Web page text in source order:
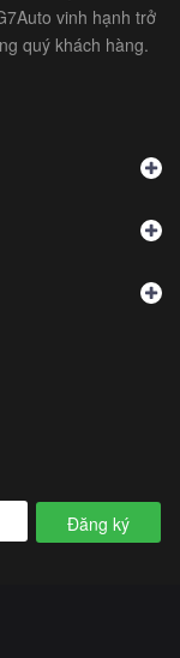
vinh hạnh trở
quý khách hàng.
Đăng ký